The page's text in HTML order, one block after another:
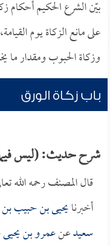
بيّن الشرع الحكيم أحكام
على مانع الزكاة يوم
وزكاة الحبوب ومقدار ما
باب زكاة الورق
شرح حديث: (ليس
قال المصنف رحمه الله
أخبرنايحيى بن حبيب
سعيدعنعمرو بن يحيى